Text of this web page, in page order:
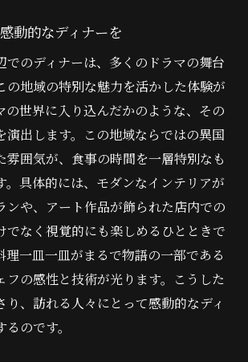
動的なディナーを
でのディナーは、多くのドラマの舞台
の地域の特別な魅力を活かした体験が
の世界に入り込んだかのような、その
演出します。この地域ならではの異国
雰囲気が、食事の時間を一層特別なも
。具体的には、モダンなインテリアが
ンや、アート作品が飾られた店内での
でなく視覚的にも楽しめるひとときで
理一皿一皿がまるで物語の一部である
フの感性と技術が光ります。こうした
り、訪れる人々にとって感動的なディ
のです。